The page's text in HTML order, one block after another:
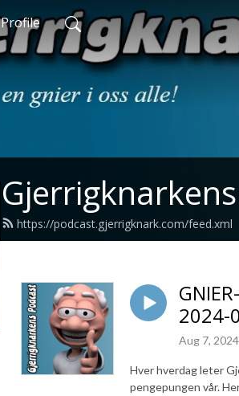
Profile
https://podcast.gjerrigknark.com/feed.xml
2024-
Aug 7, 2024
Hver hverdag leter
pengepungen vår.